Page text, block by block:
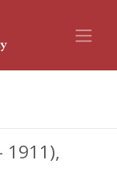
1911),